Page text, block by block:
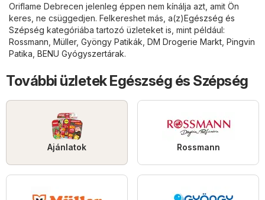
Oriflame Debrecen jelenleg éppen nem kínálja azt, amit Ön
keres, ne csüggedjen. Felkereshet más, a(z)Egészség és
Szépség kategóriába tartozó üzleteket is, mint például:
Rossmann Müller, Gyöngy Patikák DM Drogerie Markt Pingvin
Patika BENU Gyógyszertárak.
További üzletek Egészség és Szépség
Ajánlatok Rossmann